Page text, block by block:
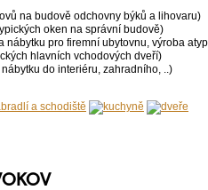
na budově odchovny býků a lihovaru)
oken na správní budově)
nábytku pro firemní ubytovnu, výroba
hlavních vchodových dveří)
do interiéru, zahradního, ..)